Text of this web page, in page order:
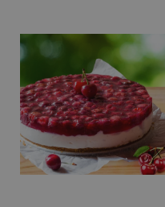
uživatele a správa
nezbytně nutných
Název
shopsys_abc
__cf_bm